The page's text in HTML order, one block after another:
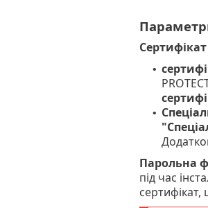
•
•
Парольна
під час